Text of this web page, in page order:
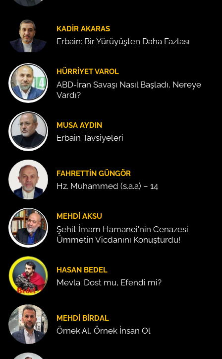
KADIR AKARAS
Erbain: Bir Yürüyüşten Daha Fazlası
HÜRRIYET VAROL
ABD-İran Savaşı Nasıl Başladı, Nereye
Vardı?
MUSA AYDIN
Erbain Tavsiyeleri
FAHRETTIN GÜNGÖR
Hz. Muhammed (s.a.a) – 14
MEHDI AKSU
Şehit İmam Hamanei'nin Cenazesi
Ümmetin Vicdanını Konuşturdu!
HASAN BEDEL
Mevla: Dost mu, Efendi mi?
MEHDI BIRDAL
Örnek Al, Örnek İnsan Ol